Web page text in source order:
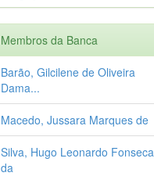
Membros da Banca
Barão, Gilcilene de Oliveira
Dama...
Macedo, Jussara Marques de
Silva, Hugo Leonardo Fonseca
da